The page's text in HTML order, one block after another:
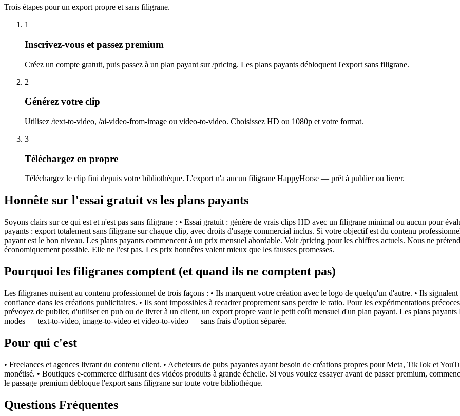
Trois étapes pour un export propre et sans filigrane.
1
Inscrivez-vous et passez premium
Créez un compte gratuit, puis passez à un plan payant sur /pricing. Les plans payants débloquent l'export sans filigrane.
2
Générez votre clip
Utilisez /text-to-video, /ai-video-from-image ou video-to-video. Choisissez HD ou 1080p et votre format.
3
Téléchargez en propre
Téléchargez le clip fini depuis votre bibliothèque. L'export n'a aucun filigrane HappyHorse — prêt à publier ou livrer.
Honnête sur l'essai gratuit vs les plans payants
Soyons clairs sur ce qui est et n'est pas sans filigrane : • Essai gratuit : génère de vrais clips HD avec un filigrane minimal ou aucun pour
payants : export totalement sans filigrane sur chaque clip, avec droits d'usage commercial inclus. Si votre objectif est du contenu
payant est le bon niveau. Les plans payants commencent à un prix mensuel abordable. Voir /pricing pour les chiffres actuels. Nous ne
économiquement possible. Elle ne l'est pas. Les prix honnêtes valent mieux que les fausses promesses.
Pourquoi les filigranes comptent (et quand ils ne comptent pas)
Les filigranes nuisent au contenu professionnel de trois façons : • Ils marquent votre création avec le logo de quelqu'un d'autre. • Ils
confiance dans les créations publicitaires. • Ils sont impossibles à recadrer proprement sans perdre le ratio. Pour les expérimentations
prévoyez de publier, d'utiliser en pub ou de livrer à un client, un export propre vaut le petit coût mensuel d'un plan payant. Les plans
modes — text-to-video, image-to-video et video-to-video — sans frais d'option séparée.
Pour qui c'est
• Freelances et agences livrant du contenu client. • Acheteurs de pubs payantes ayant besoin de créations propres pour Meta, TikTok et
monétisé. • Boutiques e-commerce diffusant des vidéos produits à grande échelle. Si vous voulez essayer avant de passer premium,
le passage premium débloque l'export sans filigrane sur toute votre bibliothèque.
Questions Fréquentes